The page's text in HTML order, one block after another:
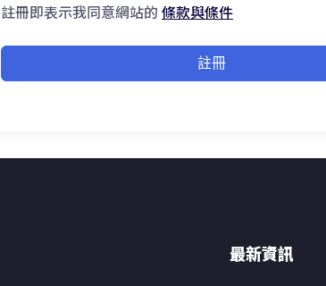
註冊即表示我同意網站的 條款與條件
註冊
最新資訊